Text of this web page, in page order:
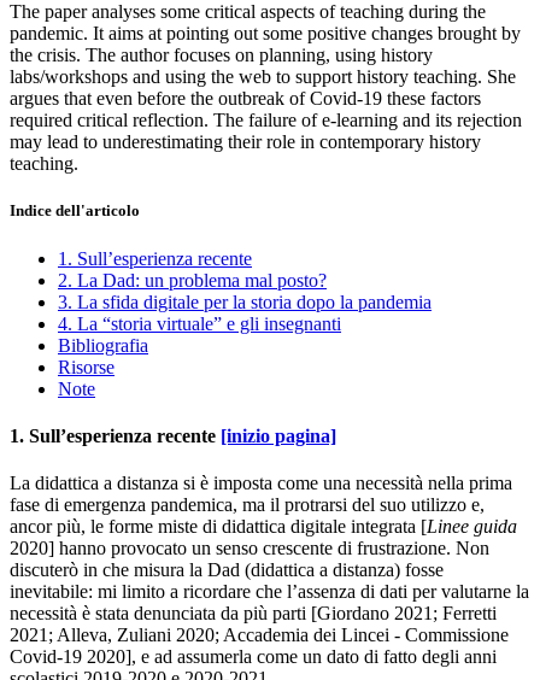
The paper analyses some critical aspects of teaching during the
pandemic. It aims at pointing out some positive changes brought by
the crisis. The author focuses on planning, using history
labs/workshops and using the web to support history teaching. She
argues that even before the outbreak of Covid-19 these factors
required critical reflection. The failure of e-learning and its rejection
may lead to underestimating their role in contemporary history
teaching.
Indice dell'articolo
1. Sull’esperienza recente
2. La Dad: un problema mal posto?
3. La sfida digitale per la storia dopo la pandemia
4. La “storia virtuale” e gli insegnanti
Bibliografia
Risorse
Note
1. Sull’esperienza recente [inizio pagina]
La didattica a distanza si è imposta come una necessità nella prima
fase di emergenza pandemica, ma il protrarsi del suo utilizzo e,
ancor più, le forme miste di didattica digitale integrata [Linee guida
2020] hanno provocato un senso crescente di frustrazione. Non
discuterò in che misura la Dad (didattica a distanza) fosse
inevitabile: mi limito a ricordare che l’assenza di dati per valutarne la
necessità è stata denunciata da più parti [Giordano 2021; Ferretti
2021; Alleva, Zuliani 2020; Accademia dei Lincei - Commissione
Covid-19 2020], e ad assumerla come un dato di fatto degli anni